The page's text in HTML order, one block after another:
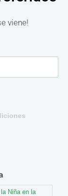
viene!
Niña en la